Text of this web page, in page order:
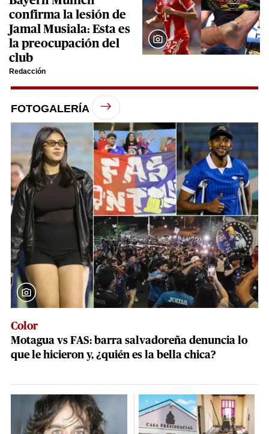
confirma la lesión de
Jamal Musiala: Esta es
la preocupación del
club
Redacción
FOTOGALERÍA
Color
Motagua vs FAS: barra salvadoreña denuncia lo
que le hicieron y, ¿quién es la bella chica?